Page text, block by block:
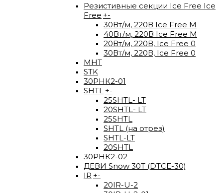
Резистивные секции Ice Free Ice
Free +-
30Вт/м, 220В Ice Free М
40Вт/м, 220В Ice Free M
20Вт/м, 220В, Ice Free 0
30Вт/м, 220В, Ice Free 0
МНТ
STK
30РНК2-01
SHTL +-
25SHTL- LT
20SHTL- LT
25SHTL
SHTL (на отрез)
SHTL-LT
20SHTL
30РНК2-02
ДЕВИ Snow 30T (DTCE-30)
IR +-
20IR-U-2